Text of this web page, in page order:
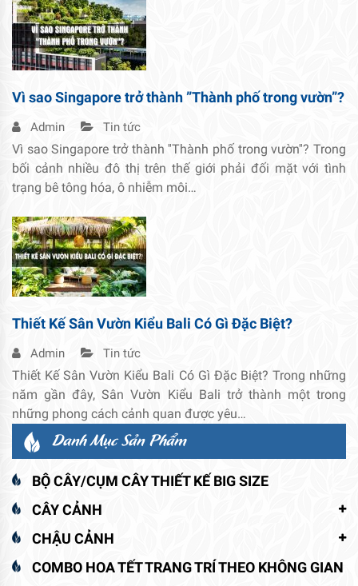
Vì sao Singapore trở thành ”Thành phố trong vườn”?
Admin Tin tức
Vì sao Singapore trở thành ''Thành phố trong vườn''? Trong
bối cảnh nhiều đô thị trên thế giới phải đối mặt với tình
trạng bê tông hóa, ô nhiễm môi…
Thiết Kế Sân Vườn Kiểu Bali Có Gì Đặc Biệt?
Admin Tin tức
Thiết Kế Sân Vườn Kiểu Bali Có Gì Đặc Biệt? Trong những
năm gần đây, Sân Vườn Kiểu Bali trở thành một trong
những phong cách cảnh quan được yêu…
Danh Mục Sản Phẩm
BỘ CÂY/CỤM CÂY THIẾT KẾ BIG SIZE
CÂY CẢNH
CHẬU CẢNH
COMBO HOA TẾT TRANG TRÍ THEO KHÔNG GIAN